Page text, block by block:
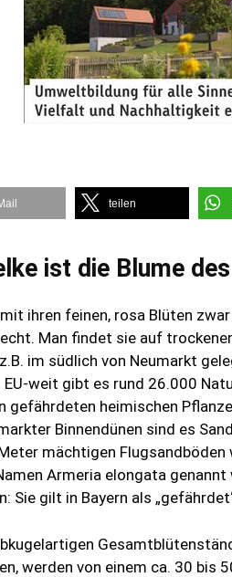
teilen
ist die Blume
ihren feinen, rosa Blüten
Man findet sie auf
im südlich von Neumarkt
EU-weit gibt es rund 26.000
gefährdeten heimischen
Binnendünen sind es
mächtigen
Armeria elongata
Sie gilt in Bayern als
werden von einem ca. 30 bis